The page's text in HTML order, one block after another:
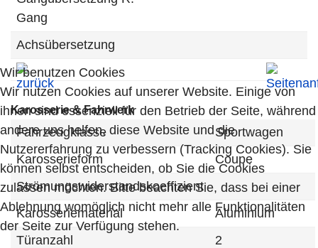
Gang
Achsübersetzung
Karosserie & Fahrwerk
Fahrzeugklasse
Sportwagen
Karosserieform
Coupe
Strömungswiderstandskoeffizient
Karosseriematerial
Aluminium
Türanzahl
2
Wir benutzen Cookies
Wir nutzen Cookies auf unserer Website. Einige von
ihnen sind essenziell für den Betrieb der Seite, während
andere uns helfen, diese Website und die
Nutzererfahrung zu verbessern (Tracking Cookies). Sie
können selbst entscheiden, ob Sie die Cookies
zulassen möchten. Bitte beachten Sie, dass bei einer
Ablehnung womöglich nicht mehr alle Funktionalitäten
der Seite zur Verfügung stehen.